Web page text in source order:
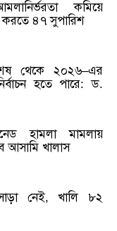
কমিয়ে
করতে ৪৭ সুপারিশ
থেকে ২০২৬–এর
হতে পারে: ড.
হামলা মামলায়
আসামি খালাস
নেই, খালি ৮২